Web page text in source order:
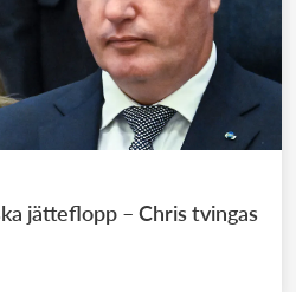
jätteflopp – Chris tvingas